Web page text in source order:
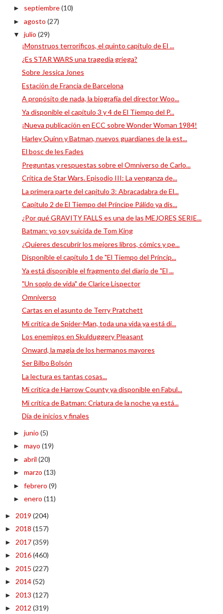
► septiembre(10)
► agosto (27)
▼ julio (29)
¡Monstruos terroríficos, el quinto capítulo de El ...
¿Es STAR WARS una tragedia griega?
Sobre Jessica Jones
Estación de Francia de Barcelona
A propósito de nada, la biografía del director Woo...
Ya disponible el capítulo 3 y 4 de El Tiempo del P...
¡Nueva publicación en ECC sobre Wonder Woman 1984!
Harley Quinn y Batman, nuevos guardianes de la est...
El bosc de les Fades
Preguntas y respuestas sobre el Omniverso de Carlo...
Crítica de Star Wars. Episodio III: La venganza de...
La primera parte del capítulo 3: Abracadabra de El...
Capítulo 2 de El Tiempo del Príncipe Pálido ya dis...
¿Por qué GRAVITY FALLS es una de las MEJORES SERIE...
Batman: yo soy suicida de Tom King
¿Quieres descubrir los mejores libros, cómics y pe...
Disponible el capítulo 1 de "El Tiempo del Príncip...
Ya está disponible el fragmento del diario de "El ...
"Un soplo de vida" de Clarice Lispector
Omniverso
Cartas en el asunto de Terry Pratchett
Mi crítica de Spider-Man, toda una vida ya está di...
Los enemigos en Skulduggery Pleasant
Onward, la magia de los hermanos mayores
Ser Bilbo Bolsón
La lectura es tantas cosas...
Mi crítica de Harrow County ya disponible en Fabul...
Mi crítica de Batman: Criatura de la noche ya está...
Día de inicios y finales
► junio (5)
► mayo (19)
► abril (20)
► marzo (13)
► febrero (9)
► enero (11)
► 2019 (204)
► 2018 (157)
► 2017(359)
► 2016(460)
► 2015 (227)
► 2014(52)
► 2013 (127)
► 2012 (319)